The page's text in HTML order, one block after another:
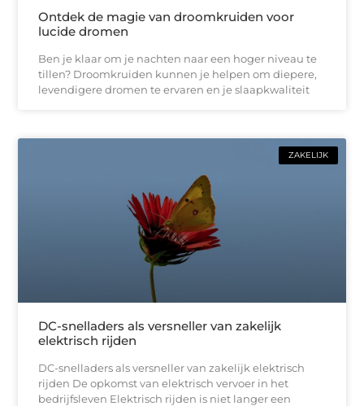
Ontdek de magie van droomkruiden voor
lucide dromen
Ben je klaar om je nachten naar een hoger niveau te
tillen? Droomkruiden kunnen je helpen om diepere,
levendigere dromen te ervaren en je slaapkwaliteit
ZAKELIJK
DC-snelladers als versneller van zakelijk
elektrisch rijden
DC-snelladers als versneller van zakelijk elektrisch
rijden De opkomst van elektrisch vervoer in het
bedrijfsleven Elektrisch rijden is niet langer een